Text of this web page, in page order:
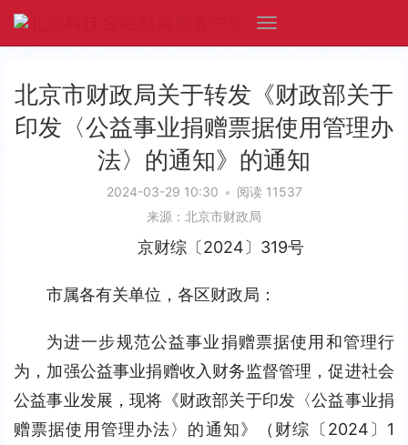
北京市财政局关于转发《财政部关于
印发〈公益事业捐赠票据使用管理办
法〉的通知》的通知
2024-03-29 10:30 • 阅读 11537
来源：北京市财政局
京财综〔2024〕319号
市属各有关单位，各区财政局：
为进一步规范公益事业捐赠票据使用和管理行
为，加强公益事业捐赠收入财务监督管理，促进社会
公益事业发展，现将《财政部关于印发〈公益事业捐
赠票据使用管理办法〉的通知》（财综〔2024〕1